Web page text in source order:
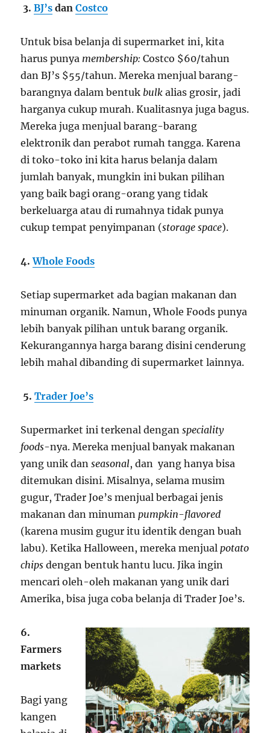
3.BJ’s danCostco
Untuk bisa belanja di supermarket ini, kita
harus punya membership:Costco $60/tahun
dan BJ’s $55/tahun. Mereka menjual barang-
barangnya dalam bentuk bulk alias grosir, jadi
harganya cukup murah. Kualitasnya juga bagus.
Mereka juga menjual barang-barang
elektronik dan perabot rumah tangga. Karena
di toko-toko ini kita harus belanja dalam
jumlah banyak, mungkin ini bukan pilihan
yang baik bagi orang-orang yang tidak
berkeluarga atau di rumahnya tidak punya
cukup tempat penyimpanan (storage space).
4.Whole Foods
Setiap supermarket ada bagian makanan dan
minuman organik. Namun, Whole Foods punya
lebih banyak pilihan untuk barang organik.
Kekurangannya harga barang disini cenderung
lebih mahal dibanding di supermarket lainnya.
5.Trader Joe’s
Supermarket ini terkenal denganspeciality
foods-nya. Mereka menjual banyak makanan
yang unik danseasonal, dan yang hanya bisa
ditemukan disini. Misalnya, selama musim
gugur, Trader Joe’s menjual berbagai jenis
makanan dan minumanpumpkin-flavored
(karena musim gugur itu identik dengan buah
labu). Ketika Halloween, mereka menjualpotato
chips dengan bentuk hantu lucu. Jika ingin
mencari oleh-oleh makanan yang unik dari
Amerika, bisa juga coba belanja di Trader Joe’s.
6.
Farmers
markets
Bagi yang
kangen